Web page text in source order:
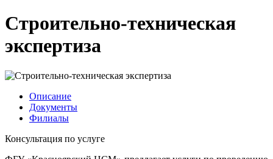
Строительно-техническая
экспертиза
Описание
Документы
Филиалы
Консультация по услуге